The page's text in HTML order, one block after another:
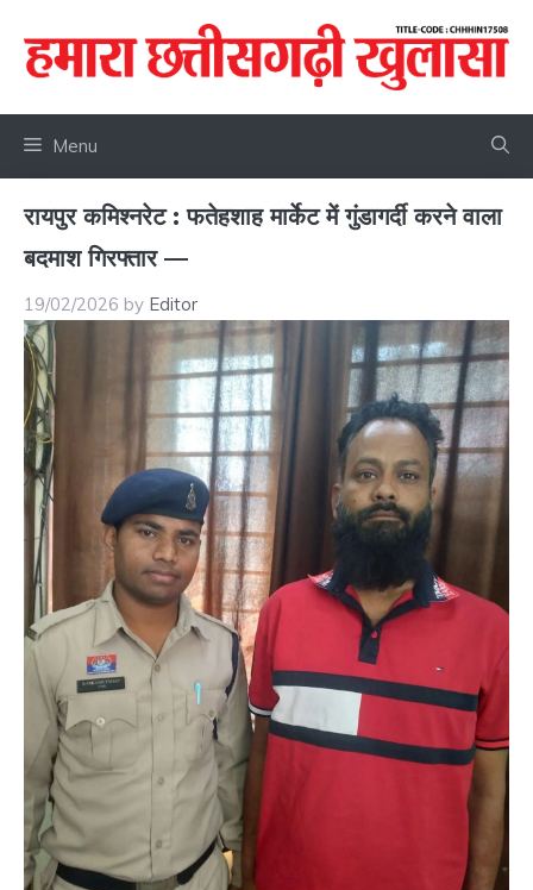
content
Menu
रायपुर कमिश्नरेट : फतेहशाह मार्केट में गुंडागर्दी करने वाला
बदमाश गिरफ्तार —
19/02/2026 by Editor